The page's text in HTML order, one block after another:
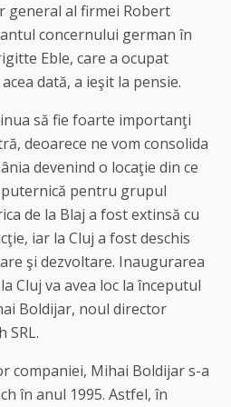
al firmei Robert
concernului german în
Eble, care a ocupat
dată, a ieşit la pensie.
să fie foarte importanţi
deoarece ne vom consolida
devenind o locaţie din ce
pentru grupul
de la Blaj a fost extinsă cu
iar la Cluj a fost deschis
şi dezvoltare. Inaugurarea
Cluj va avea loc la începutul
Boldijar, noul director
SRL.
companiei, Mihai Boldijar s-a
în anul 1995. Astfel, în